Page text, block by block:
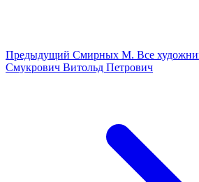
Предыдущий Смирных М. Все
Смукрович Витольд Петрович